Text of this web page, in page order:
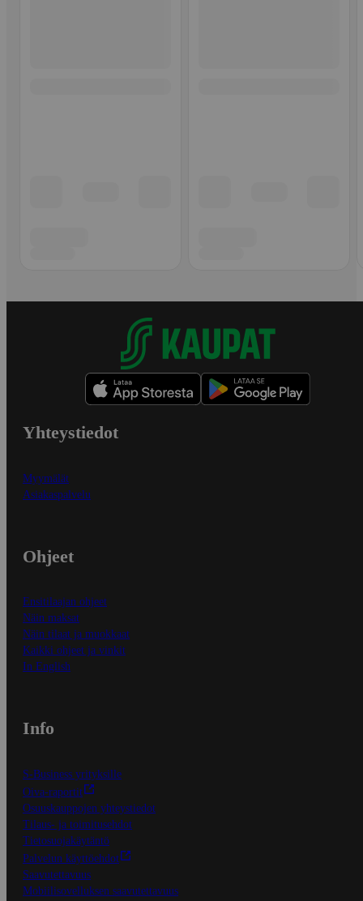
Yhteystiedot
Myymälät
Asiakaspalvelu
Ohjeet
Ensitilaajan ohjeet
Näin maksat
Näin tilaat ja muokkaat
Kaikki ohjeet ja vinkit
In English
Info
S-Business yrityksille
Oiva-raportit
Osuuskauppojen yhteystiedot
Tilaus- ja toimitusehdot
Tietosuojakäytäntö
Palvelun käyttöehdot
Saavutettavuus
Mobiilisovelluksen saavutettavuus